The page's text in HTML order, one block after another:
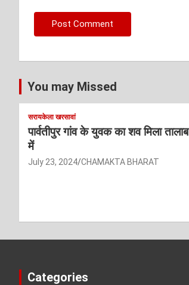
You may Missed
सरायकेला खरसावां
पार्वतीपुर गांव के युवक का शव मिला तालाब
में
July 23, 2024 CHAMAKTA BHARAT
Categories